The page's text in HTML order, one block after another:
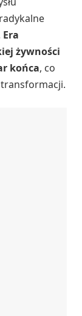
Era
żywności
końca, co